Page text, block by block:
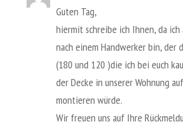
Guten Tag,
hiermit schreibe ich Ihnen, da ich
nach einem Handwerker bin, der
(180 und 120 )die ich bei euch
der Decke in unserer Wohnung
montieren würde.
Wir freuen uns auf Ihre